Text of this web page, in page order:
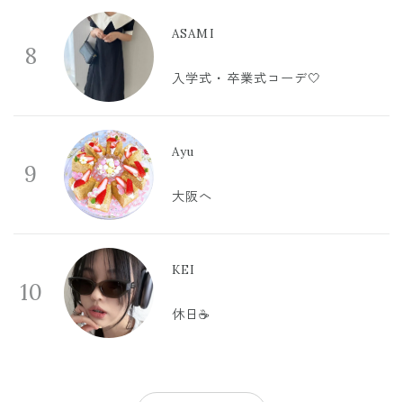
8
ASAMI
入学式・卒業式コーデ🤍
9
Ayu
大阪へ
10
KEI
休日☕️